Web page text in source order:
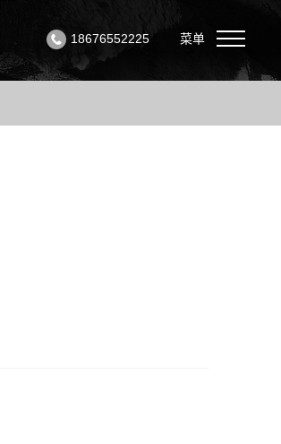
18676552225 菜单